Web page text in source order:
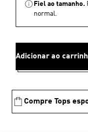
Fiel ao tamanho.
normal.
Adicionar ao
Compre Tops